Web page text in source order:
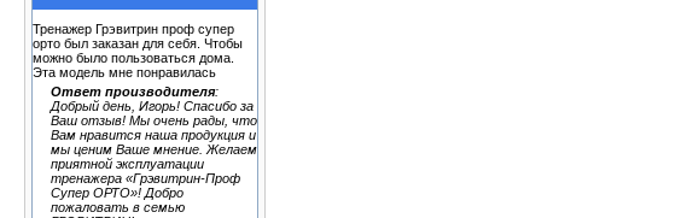
Тренажер Грэвитрин проф супер
орто был заказан для себя. Чтобы
можно было пользоваться дома.
Эта модель мне понравилась
Ответ производителя:
Добрый день, Игорь! Спасибо за
Ваш отзыв! Мы очень рады, что
Вам нравится наша продукция и
мы ценим Ваше мнение. Желаем
приятной эксплуатации
тренажера «Грэвитрин-Проф
Супер ОРТО»! Добро
пожаловать в семью